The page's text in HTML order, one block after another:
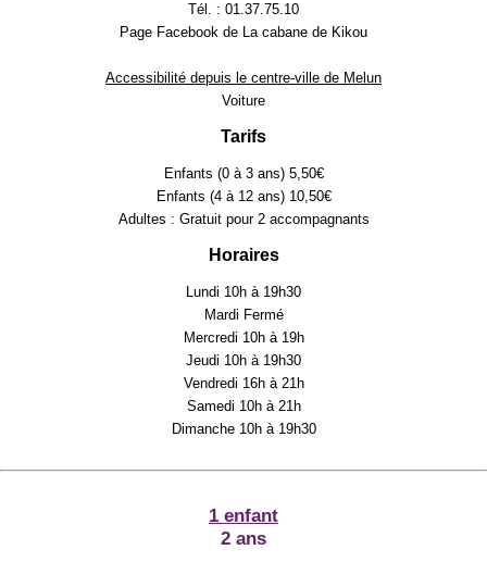
Tél. : 01.37.75.10
Page Facebook de La cabane de Kikou
Accessibilité depuis le centre-ville de Melun
Voiture
Tarifs
Enfants (0 à 3 ans) 5,50€
Enfants (4 à 12 ans) 10,50€
Adultes : Gratuit pour 2 accompagnants
Horaires
Lundi 10h à 19h30
Mardi Fermé
Mercredi 10h à 19h
Jeudi 10h à 19h30
Vendredi 16h à 21h
Samedi 10h à 21h
Dimanche 10h à 19h30
1 enfant
2 ans